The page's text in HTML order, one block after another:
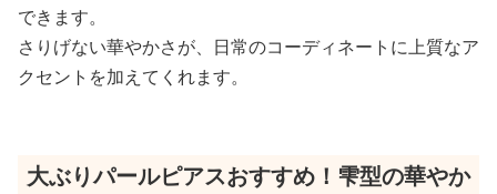
できます。
さりげない華やかさが、日常のコーディネートに上質なア
クセントを加えてくれます。
大ぶりパールピアスおすすめ！雫型の華やか